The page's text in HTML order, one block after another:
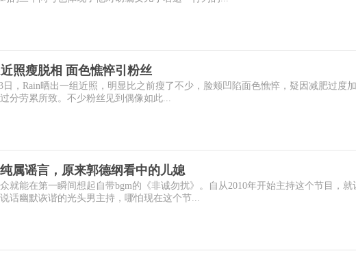
照瘦脱相 面色憔悴引粉丝
日，Rain晒出一组近照，明显比之前瘦了不少，脸颊凹陷面色憔悴，疑因减肥过度
分劳累所致。不少粉丝见到偶像如此...
属谣言，原来郭德纲看中的儿媳
就能在第一瞬间想起自带bgm的《非诚勿扰》。自从2010年开始主持这个节目，就
话幽默诙谐的光头男主持，哪怕现在这个节...